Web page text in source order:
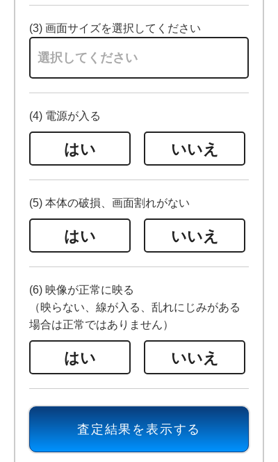
(3) 画面サイズを選択してください
(4) 電源が入る
はい いいえ
(5) 本体の破損、画面割れがない
はい いいえ
(6) 映像が正常に映る
（映らない、線が入る、乱れにじみがある
場合は正常ではありません）
はい いいえ